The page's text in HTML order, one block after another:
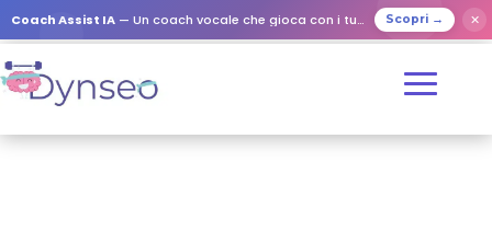
Coach Assist IA — Un coach vocale che gioca con i tuoi cari Scopri → ✕